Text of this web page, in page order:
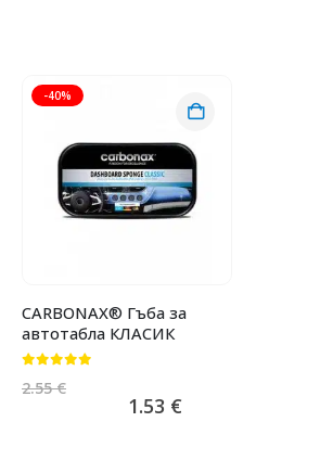
-40%
CARBONAX® Гъба за
автотабла КЛАСИК
2.55€
1.53 €